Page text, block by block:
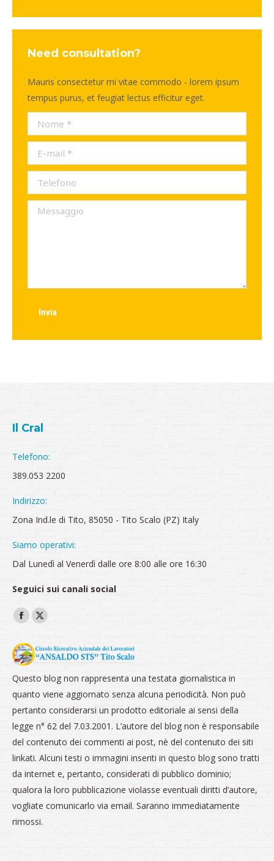
Need consultation?
Mauris consectetur mi vitae commodo - lorem ipsum
tempus purus, et feugiat lectus efficitur eget.
Nome *
E-mail *
Telefono
Messaggio
Invia
Il Cral
Telefono:
389.053 2200
Indirizzo:
Zona Ind.le di Tito, 85050 - Tito Scalo (PZ) Italy
Siamo operativi:
Dal Lunedì al Venerdì dalle ore 8:00 alle ore 16:30
Seguici sui canali social
Ci puoi trovare su:
Facebook
opens
X
opens
Questo blog non rappresenta una testata giornalistica in
quanto viene aggiornato senza alcuna periodicità. Non può
pertanto considerarsi un prodotto editoriale ai sensi della
legge n° 62 del 7.03.2001. L’autore del blog non è responsabile
del contenuto dei commenti ai post, nè del contenuto dei siti
linkati. Alcuni testi o immagini inseriti in questo blog sono tratti
da internet e, pertanto, considerati di pubblico dominio;
qualora la loro pubblicazione violasse eventuali diritti d’autore,
vogliate comunicarlo via email. Saranno immediatamente
rimossi.